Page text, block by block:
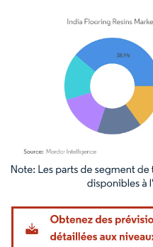
Image © Mordor Intelligence. La